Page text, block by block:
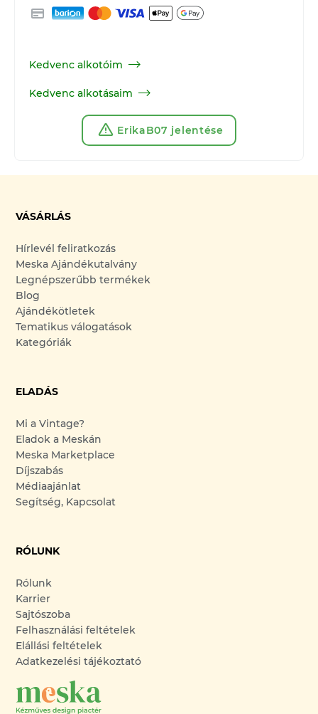
Kedvenc alkotóim
Kedvenc alkotásaim
ErikaB07 jelentése
VÁSÁRLÁS
Hírlevél feliratkozás
Meska Ajándékutalvány
Legnépszerűbb termékek
Blog
Ajándékötletek
Tematikus válogatások
Kategóriák
ELADÁS
Mi a Vintage?
Eladok a Meskán
Meska Marketplace
Díjszabás
Médiaajánlat
Segítség, Kapcsolat
RÓLUNK
Rólunk
Karrier
Sajtószoba
Felhasználási feltételek
Elállási feltételek
Adatkezelési tájékoztató